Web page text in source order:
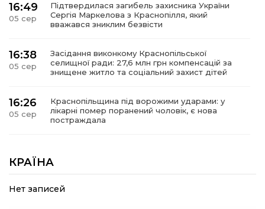
16:49
05 сер
Підтвердилася загибель захисника України
Сергія Маркелова з Краснопілля, який
вважався зниклим безвісти
16:38
05 сер
Засідання виконкому Краснопільської
селищної ради: 27,6 млн грн компенсацій за
знищене житло та соціальний захист дітей
16:26
05 сер
Краснопільщина під ворожими ударами: у
лікарні помер поранений чоловік, є нова
постраждала
05 сер
можуть врятувати життя під час обстрілу
09:26
Що робити, якщо в нотаріальному документі
КРАЇНА
Нет записей